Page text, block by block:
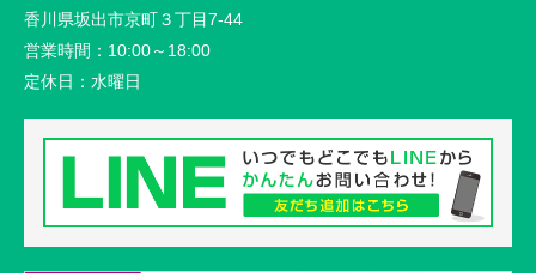
香川県坂出市京町３丁目7-44
営業時間： 10:00～18:00
定休日： 水曜日